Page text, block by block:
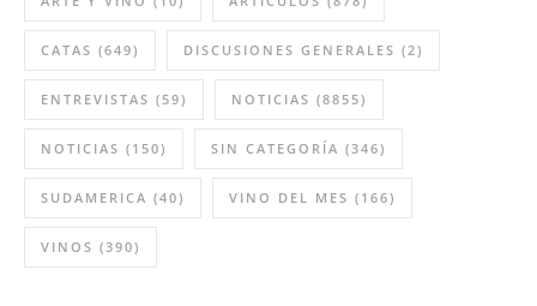
CATAS (649) DISCUSIONES GENERALES (2)
ENTREVISTAS (59) NOTICIAS (8855)
NOTICIAS (150) SIN CATEGORÍA (346)
SUDAMERICA (40) VINO DEL MES (166)
VINOS (390)